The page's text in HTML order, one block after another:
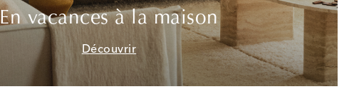
En vacances à la maison
Découvrir